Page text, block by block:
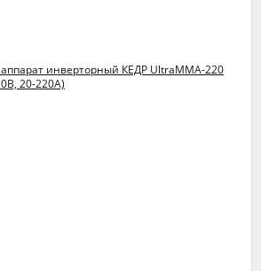
инверторный КЕДР UltraMMA-220
20-220А)